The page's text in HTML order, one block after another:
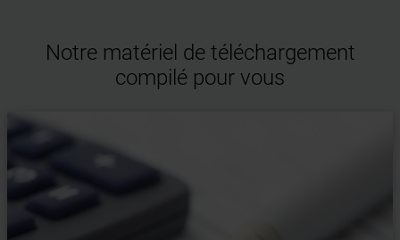
Notre matériel de téléchargement
compilé pour vous